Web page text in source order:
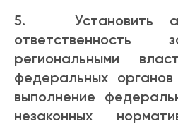
5. Установить
ответственность
региональными
федеральных
выполнение
незаконных